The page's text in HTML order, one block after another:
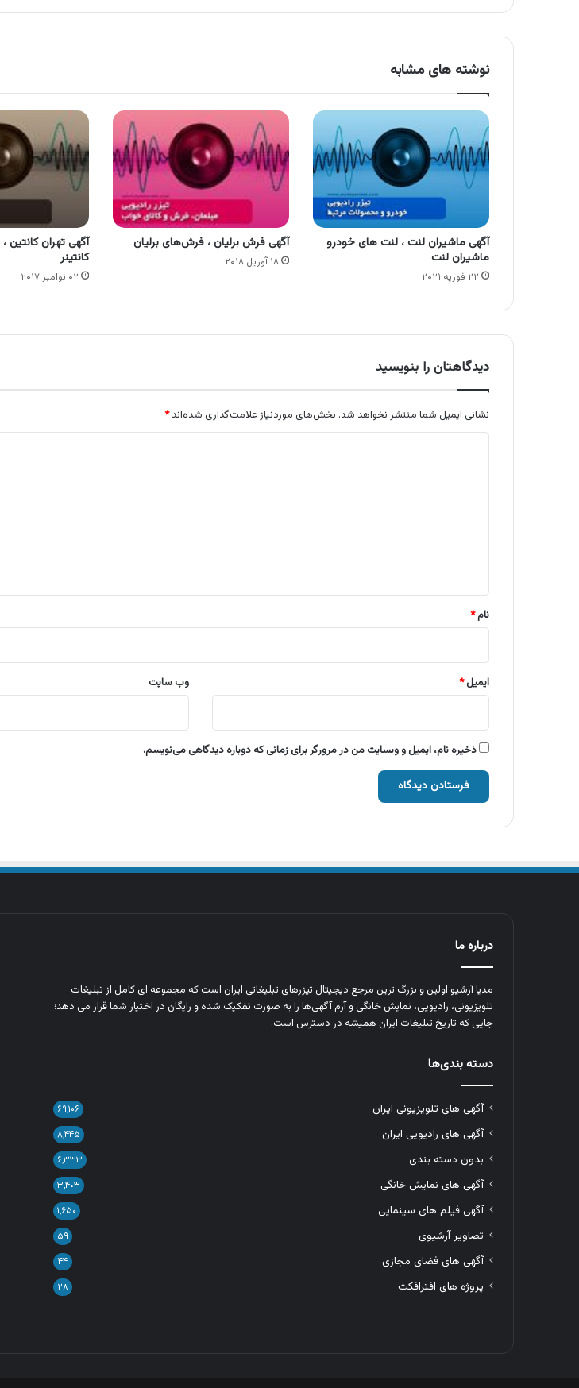
نوشته های مشابه
آگهی ماشیران لنت ، لنت های خودرو
ماشیران لنت
۲۲ فوریه ۲۰۲۱
آگهی فرش برلیان ، فرش‌های برلیان
۱۸ آوریل ۲۰۱۸
آگهی تهران کانتین
کانتینر
۰۲ نوامبر ۲۰۱۷
دیدگاهتان را بنویسید
نشانی ایمیل شما منتشر نخواهد شد. بخش‌های موردنیاز علامت‌گذاری شده‌اند*
نام*
ایمیل* وب‌ سایت
ذخیره نام، ایمیل و وبسایت من در مرورگر برای زمانی که دوباره دیدگاهی می‌نویسم.
درباره ما
مدیا آرشیو اولین و بزرگ‌ ترین مرجع دیجیتال تیزرهای تبلیغاتی ایران است که مجموعه‌ ای کامل از تبلیغات
تلویزیونی، رادیویی، نمایش خانگی و آرم‌ آگهی‌ها را به‌ صورت تفکیک‌ شده و رایگان در اختیار شما قرار می‌ دهد؛
جایی که تاریخ تبلیغات ایران همیشه در دسترس است.
دسته بندی‌ها
آگهی های تلویزیونی ایران ۶۹,۱۰۶
آگهی های رادیویی ایران ۸,۴۴۵
بدون دسته بندی ۶,۳۳۳
آگهی های نمایش خانگی ۳,۴۰۳
آگهی فیلم های سینمایی ۱,۶۵۰
تصاویر آرشیوی ۵۹
آگهی های فضای مجازی ۴۴
پروژه های افترافکت ۲۸